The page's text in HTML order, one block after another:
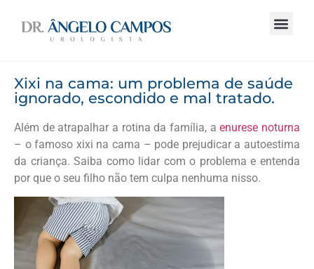
Xixi na cama: um problema de saúde
ignorado, escondido e mal tratado.
Além de atrapalhar a rotina da família, aenurese noturna
– o famoso xixi na cama – pode prejudicar a autoestima
da criança. Saiba como lidar com o problema e entenda
por que o seu filho não tem culpa nenhuma nisso.